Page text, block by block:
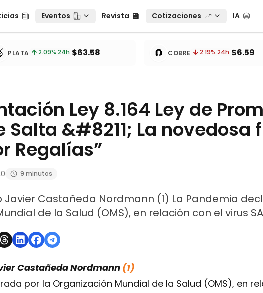
Eventos
Eventos Revista
Revista Cotizaciones
Cotizaciones IAIA
PLATA 2.09% 24h $63.58 🧲 COBRE 2.19% 24h $6.59
Ley 8.164 Ley de
Salta &#8211; La novedosa
Regalías”
9 minutos
Javier Castañeda Nordmann (1) La Pandemia
de la Salud (OMS), en relación con el virus
Castañeda Nordmann (1)
por la Organización Mundial de la Salud (OMS), en